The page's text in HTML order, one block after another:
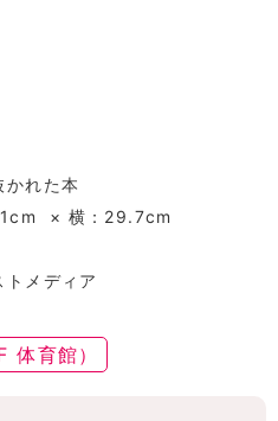
かれた本
× 横：29.7cm
トメディア
育館）